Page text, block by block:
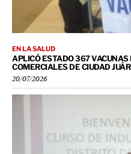
EN LA SALUD
APLICÓ ESTADO 367
COMERCIALES DE CIUDAD
20/07/2026